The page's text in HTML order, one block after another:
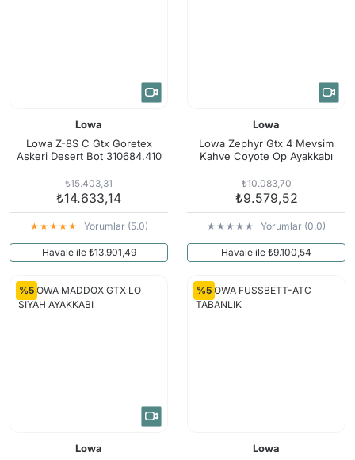
Lowa
Lowa Z-8S C Gtx Goretex
Askeri Desert Bot 310684.410
₺15.403,31
₺14.633,14
Yorumlar (5.0)
Havale ile ₺13.901,49
Lowa
Lowa Zephyr Gtx 4 Mevsim
Kahve Coyote Op Ayakkabı
₺10.083,70
₺9.579,52
Yorumlar (0.0)
Havale ile ₺9.100,54
%5
Lowa
%5
Lowa